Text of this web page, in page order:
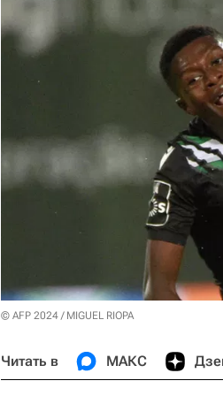
© AFP 2024 / MIGUEL RIOPA
Читать в МАКС